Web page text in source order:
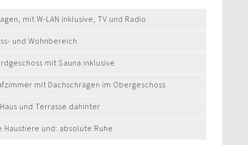
mit W-LAN inklusive, TV und Radio
und Wohnbereich
mit Sauna inklusive
mit Dachschrägen im Obergeschoss
und Terrasse dahinter
Haustiere und: absolute Ruhe